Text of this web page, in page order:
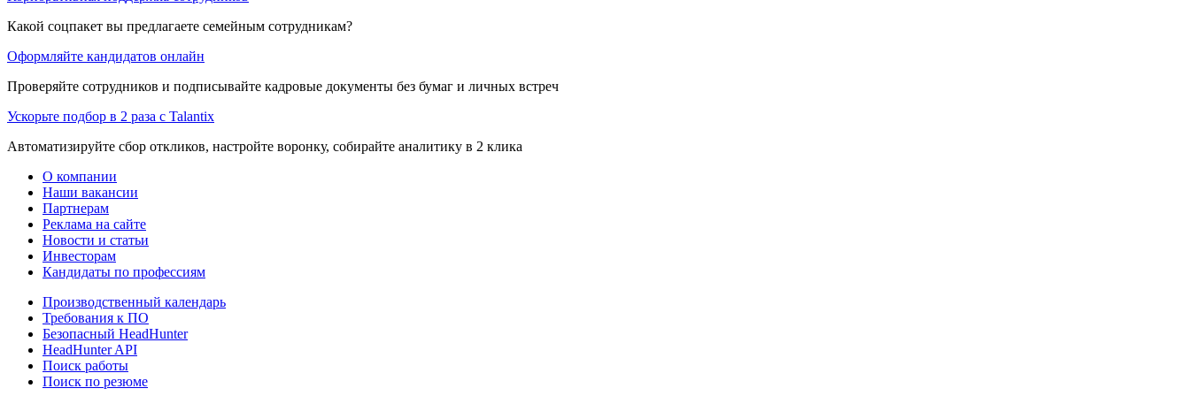
Какой соцпакет вы предлагаете семейным сотрудникам?
Оформляйте кандидатов онлайн
Проверяйте сотрудников и подписывайте кадровые документы без бумаг и личных встреч
Ускорьте подбор в 2 раза с Talantix
Автоматизируйте сбор откликов, настройте воронку, собирайте аналитику в 2 клика
О компании
Наши вакансии
Партнерам
Реклама на сайте
Новости и статьи
Инвесторам
Кандидаты по профессиям
Производственный календарь
Требования к ПО
Безопасный HeadHunter
HeadHunter API
Поиск работы
Поиск по резюме